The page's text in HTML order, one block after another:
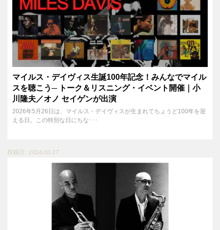
マイルス・デイヴィス生誕100年記念！みんなでマイル
スを聴こう─ トーク＆リスニング・イベント開催｜小
川隆夫／オノ セイゲンが出演
2026年5月26日は、マイルス・デイヴィスが生まれてちょうど100年を迎
える日。この特別な日にちな･･･
投稿日 : 2026.03.27